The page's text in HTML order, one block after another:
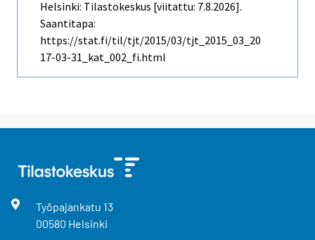
Helsinki: Tilastokeskus [viitattu: 7.8.2026].
Saantitapa:
https://stat.fi/til/tjt/2015/03/tjt_2015_03_20
17-03-31_kat_002_fi.html
Työpajankatu 13
00580 Helsinki